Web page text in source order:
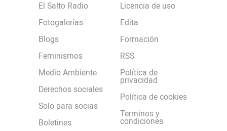
El Salto Radio
Fotogalerías
Blogs
Feminismos
Medio Ambiente
Derechos sociales
Solo para socias
Boletines
Licencia de uso
Edita
Formación
RSS
Política de
privacidad
Política de cookies
Terminos y
condiciones